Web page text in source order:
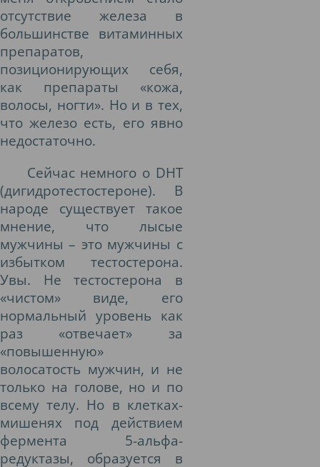
отсутствие железа в
большинстве витаминных
препаратов,
позиционирующих себя,
как препараты «кожа,
волосы, ногти». Но и в тех,
что железо есть, его явно
недостаточно.
Сейчас немного о DHT
(дигидротестостероне). В
народе существует такое
мнение, что лысые
мужчины – это мужчины с
избытком тестостерона.
Увы. Не тестостерона в
«чистом» виде, его
нормальный уровень как
раз «отвечает» за
«повышенную»
волосатость мужчин, и не
только на голове, но и по
всему телу. Но в клетках-
мишенях под действием
фермента 5-альфа-
редуктазы, образуется в